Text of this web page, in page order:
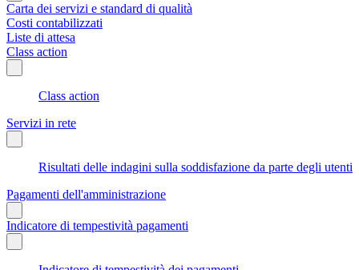
Carta dei servizi e standard di qualità
Costi contabilizzati
Liste di attesa
Class action
Class action
Servizi in rete
Risultati delle indagini sulla soddisfazione da parte degli utenti
Pagamenti dell'amministrazione
Indicatore di tempestività pagamenti